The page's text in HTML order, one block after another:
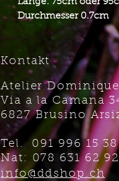
Durchmesser 0.7cm
Kontakt
Atelier
Via a la Camana
6827 Brusino
Tel. 091 996 15
Nat: 078 631 62
info@ddshop.ch